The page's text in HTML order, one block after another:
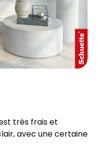
très frais et
avec une certaine